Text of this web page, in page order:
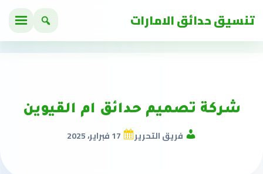
تنسيق حدائق الامارات
شركة تصميم حدائق ام القيوين
فريق التحرير